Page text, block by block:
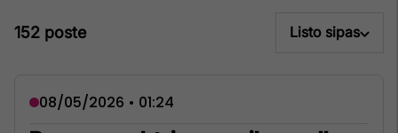
152 poste Listo sipas
08/05/2026 • 01:24